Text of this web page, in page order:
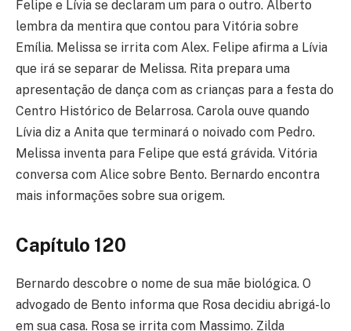
Felipe e Lívia se declaram um para o outro. Alberto
lembra da mentira que contou para Vitória sobre
Emília. Melissa se irrita com Alex. Felipe afirma a Lívia
que irá se separar de Melissa. Rita prepara uma
apresentação de dança com as crianças para a festa do
Centro Histórico de Belarrosa. Carola ouve quando
Lívia diz a Anita que terminará o noivado com Pedro.
Melissa inventa para Felipe que está grávida. Vitória
conversa com Alice sobre Bento. Bernardo encontra
mais informações sobre sua origem.
Capítulo 120
Bernardo descobre o nome de sua mãe biológica. O
advogado de Bento informa que Rosa decidiu abrigá-lo
em sua casa. Rosa se irrita com Massimo. Zilda